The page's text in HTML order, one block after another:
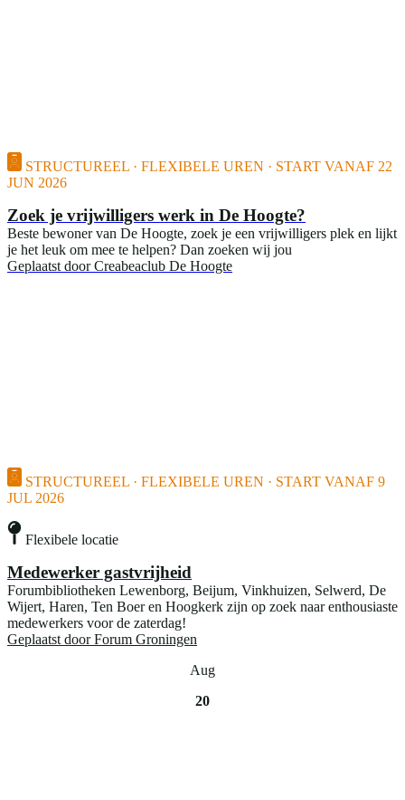
STRUCTUREEL · FLEXIBELE UREN · START VANAF 22
JUN 2026
Zoek je vrijwilligers werk in De Hoogte?
Beste bewoner van De Hoogte, zoek je een vrijwilligers plek en lijkt
je het leuk om mee te helpen? Dan zoeken wij jou
Geplaatst door Creabeaclub De Hoogte
STRUCTUREEL · FLEXIBELE UREN · START VANAF 9
JUL 2026
Flexibele locatie
Medewerker gastvrijheid
Forumbibliotheken Lewenborg, Beijum, Vinkhuizen, Selwerd, De
Wijert, Haren, Ten Boer en Hoogkerk zijn op zoek naar enthousiaste
medewerkers voor de zaterdag!
Geplaatst door Forum Groningen
Aug
20